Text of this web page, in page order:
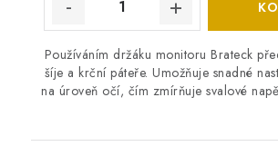
Používáním držáku monitoru Brateck
šíje a krční páteře. Umožňuje snadné
na úroveň očí, čím zmírňuje svalové